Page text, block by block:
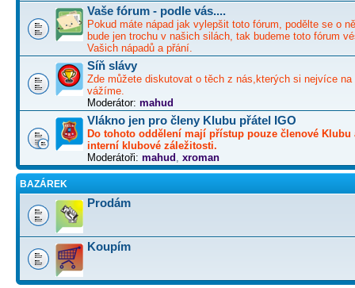
Vaše fórum - podle vás....
Pokud máte nápad jak vylepšit toto fórum, podělte se o
bude jen trochu v našich silách, tak budeme toto fórum
Vašich nápadů a přání.
Síň slávy
Zde můžete diskutovat o těch z nás,kterých si nejvíce na
vážíme.
Moderátor: mahud
Vlákno jen pro členy Klubu přátel IGO
Do tohoto oddělení mají přístup pouze členové Klubu
interní klubové záležitosti.
Moderátoři: mahud xroman
BAZÁREK
Prodám
Koupím